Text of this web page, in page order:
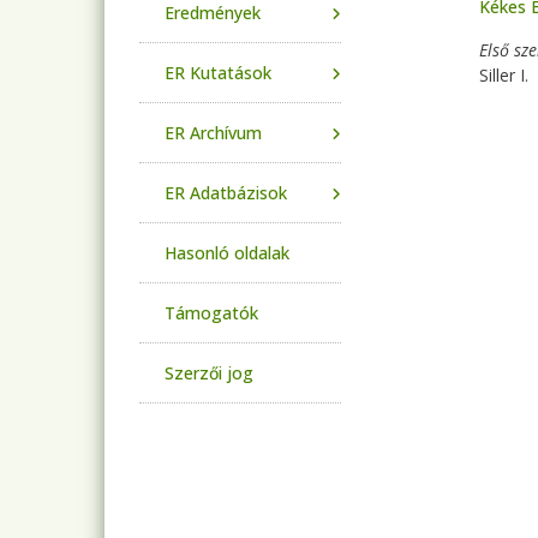
Kékes
Első
Siller I.
Eredmények
ER Kutatások
ER Archívum
ER Adatbázisok
Hasonló oldalak
Támogatók
Szerzői jog